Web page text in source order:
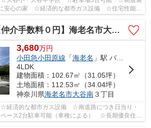
安心の家 ☆経済的な都市ガス設備 ☆住宅性能評
収納完備 ☆スーパー近く利便...
介手数料０円】海老名市大谷南3丁目 新築一戸建て 全3棟
3,680万円
小田急小田原線 「海老名 」駅 バス18分 「杉久保入口」 停歩6分
4LDK
建物面積：102.67㎡（31.05坪）
土地面積：112.53㎡（34.04坪）
神奈川県海老名市大谷南３丁目
☆経済的な都市ガス設備 ☆南道路につき日当り・
ース2台駐車可能（車種による） ☆長期優良住
など収納スペース豊富 ☆近隣...